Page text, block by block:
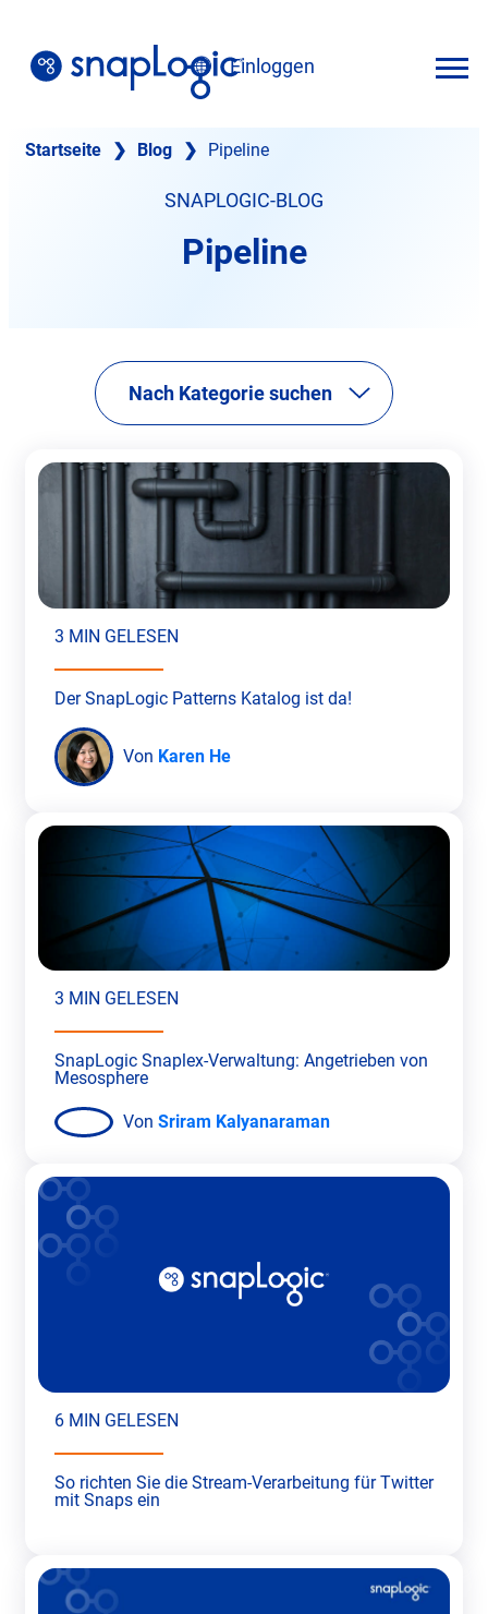
springen
DeutschEinloggen
Startseite ❯ Blog ❯ Pipeline
SNAPLOGIC-BLOG
Pipeline
Nach Kategorie suchen
3 MIN GELESEN
Der SnapLogic Patterns Katalog ist da!
Von Karen He
3 MIN GELESEN
SnapLogic Snaplex-Verwaltung: Angetrieben von
Mesosphere
Von Sriram Kalyanaraman
6 MIN GELESEN
So richten Sie die Stream-Verarbeitung für Twitter
mit Snaps ein